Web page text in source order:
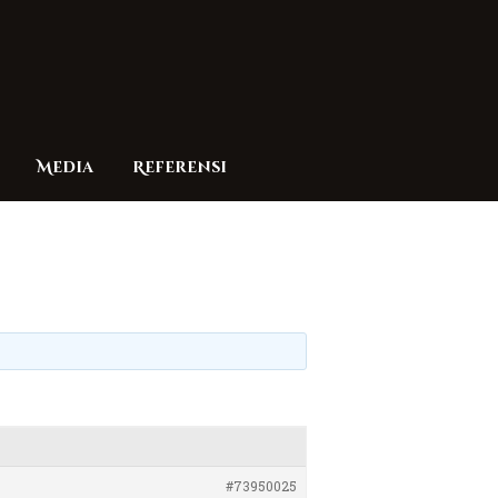
Media Referensi
#73950025